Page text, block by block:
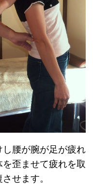
腰が腕が足が疲れ
歪ませて疲れを取
せます。